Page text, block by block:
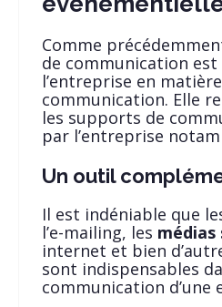
Comme
de communication est
l’entreprise en
communication. Elle
les supports de
par l’entreprise
Un outil
Il est indéniable que
l’e-mailing, les médias
internet et bien
sont indispensables
communication d’une